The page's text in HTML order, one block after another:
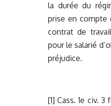
la durée du
prise en compte
contrat de
pour le salarié
préjudice.
[1] Cass. 1e civ.